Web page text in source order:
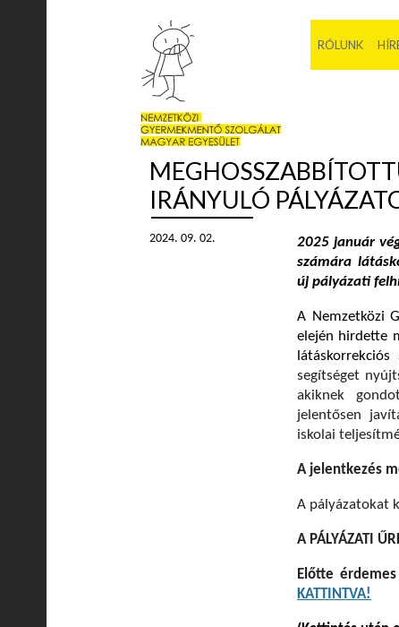
RÓLUNK
IRÁNYULÓ
2024. 09. 02.
2025 január
számára
új pályázati
A Nemzetközi
elején hirdette
segítséget
akiknek
jelentősen
iskolai
A jelentkezés
A pályázatokat
A PÁLYÁZATI
Előtte érdemes
KATTINTVA!